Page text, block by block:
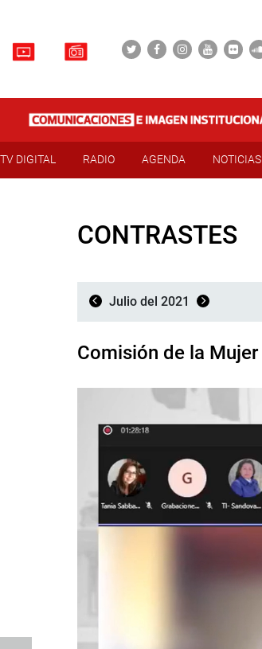
TV DIGITAL RADIO AGENDA NOTICIAS
CONTRASTES
Julio del 2021
Comisión de la Mujer